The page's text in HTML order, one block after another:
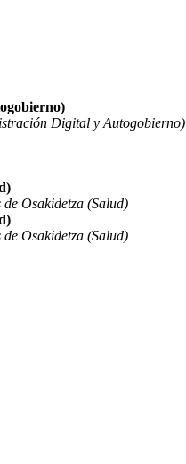
Digital y Autogobierno)
Osakidetza (Salud)
Osakidetza (Salud)